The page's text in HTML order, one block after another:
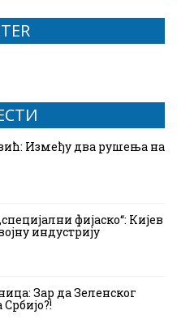
Између два рушења на
фијаско“: Кијев
индустрију
Зар да Зеленског